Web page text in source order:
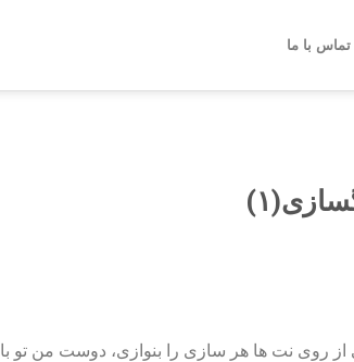
تماس با ما
روی نت ها هر سازی را بنوازی، دوست من تو با